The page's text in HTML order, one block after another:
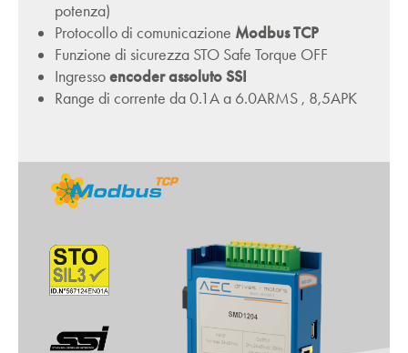
potenza)
Protocollo di comunicazione Modbus TCP
Funzione di sicurezza STO Safe Torque OFF
Ingressoencoder assoluto SSI
Range di corrente da 0.1A a 6.0ARMS , 8,5APK